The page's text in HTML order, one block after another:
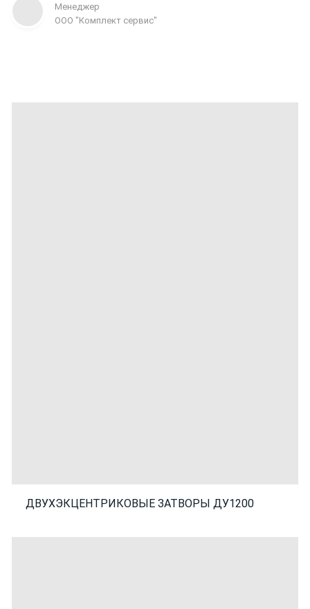
Менеджер
ООО "Комплект сервис"
ДВУХЭКЦЕНТРИКОВЫЕ ЗАТВОРЫ ДУ1200